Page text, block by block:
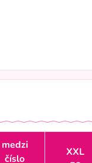
medzi
číslo
XXL